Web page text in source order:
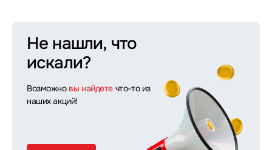
Не нашли, что
искали?
Возможно вы найдете что-то из
наших акций!